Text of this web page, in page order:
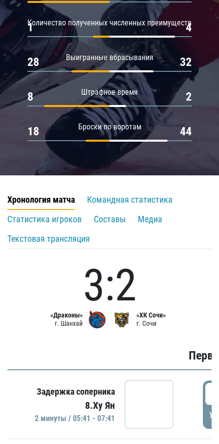
Количество полученных численных преимуществ
1 4
Выигранные вбрасывания
28 32
Штрафное время
8 2
Броски по воротам
18 44
Хронология матча
Командная статистика
Статистика игроков
Составы
Медиа
Текстовая трансляция
«Драконы»
г. Шанхай
3:2
«ХК Сочи»
г. Сочи
Задержка соперника
8.Ху Ян
2 минуты / 05:41 - 07:41